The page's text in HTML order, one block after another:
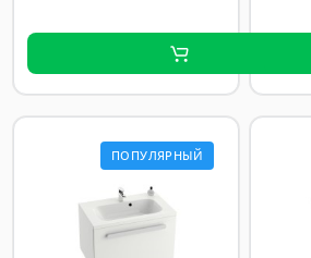
ПОПУЛЯРНЫЙ